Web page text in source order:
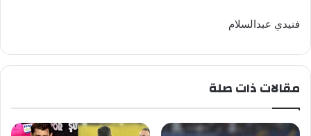
فنيدي عبدالسلام
مقالات ذات صلة